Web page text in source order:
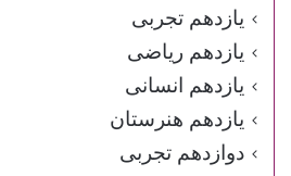
یازدهم تجربی
یازدهم ریاضی
یازدهم انسانی
یازدهم هنرستان
دوازدهم تجربی